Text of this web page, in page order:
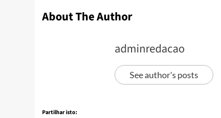
About The Author
adminredacao
See author's posts
Partilhar isto: